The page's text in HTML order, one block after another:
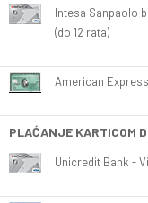
Intesa Sanpaolo
(do 12 rata)
American
PLAĆANJE KARTICOM
Unicredit Bank -